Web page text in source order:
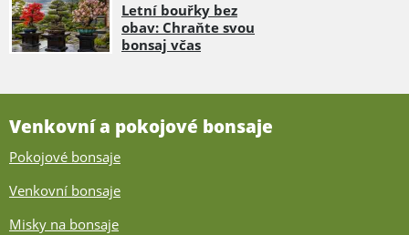
Letní bouřky bez
obav: Chraňte svou
bonsaj včas
Venkovní a pokojové bonsaje
Pokojové bonsaje
Venkovní bonsaje
Misky na bonsaje